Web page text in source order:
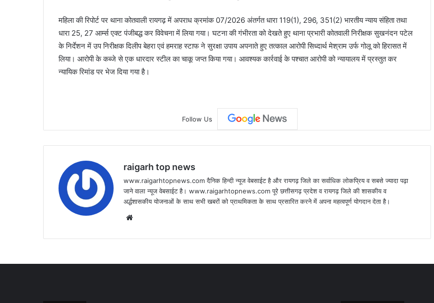
महिला की रिपोर्ट पर थाना कोतवाली रायगढ़ में अपराध क्रमांक 07/2026 अंतर्गत धारा 119(1), 296, 351(2) भारतीय न्याय संहिता तथा
धारा 25, 27 आर्म्स एक्ट पंजीबद्ध कर विवेचना में लिया गया। घटना की गंभीरता को देखते हुए थाना प्रभारी कोतवाली निरीक्षक सुखनंदन पटेल
के निर्देशन में उप निरीक्षक दिलीप बेहरा एवं हमराह स्टाफ ने सुरक्षा उपाय अपनाते हुए तत्काल आरोपी सिध्दार्थ मेश्राम उर्फ गोलू को हिरासत में
लिया। आरोपी के कब्जे से एक धारदार स्टील का चाकू जप्त किया गया। आवश्यक कार्रवाई के पश्चात आरोपी को न्यायालय में प्रस्तुत कर
न्यायिक रिमांड पर भेज दिया गया है।
Follow Us
raigarh top news
www.raigarhtopnews.com दैनिक हिन्दी न्यूज वेबसाईट है और रायगढ़ जिले का सर्वाधिक लोकप्रिय व सबसे ज्यादा पढ़ा
जाने वाला न्यूज वेबसाईट है। www.raigarhtopnews.com पूरे छत्तीसगढ़ प्रदेश व रायगढ़ जिले की शासकीय व
अर्द्धशासकीय योजनाओं के साथ सभी खबरों को प्राथमिकता के साथ प्रसारित करने में अपना महत्वपूर्ण योगदान देता है।